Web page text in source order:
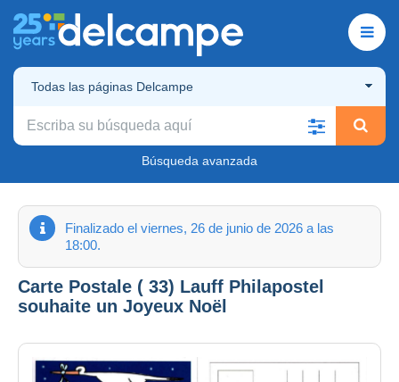
Todas las páginas Delcampe
Búsqueda avanzada
Finalizado el viernes, 26 de junio de 2026 a las
18:00.
Carte Postale ( 33) Lauff Philapostel
souhaite un Joyeux Noël